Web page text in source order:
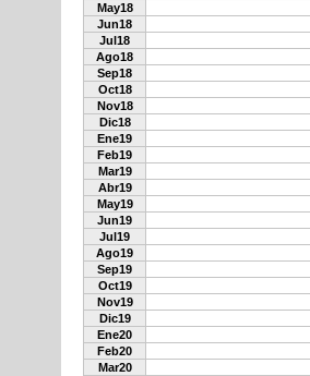
May18
Jun18
Jul18
Ago18
Sep18
Oct18
Nov18
Dic18
Ene19
Feb19
Mar19
Abr19
May19
Jun19
Jul19
Ago19
Sep19
Oct19
Nov19
Dic19
Ene20
Feb20
Mar20